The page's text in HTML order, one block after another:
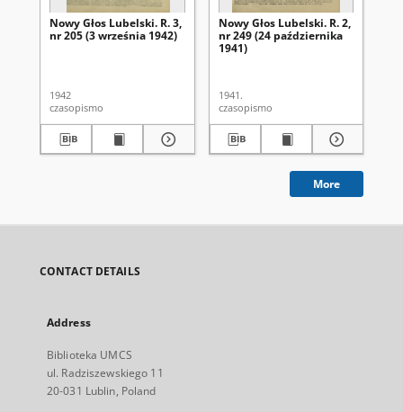
Nowy Głos Lubelski. R. 3,
nr 205 (3 września 1942)
1942
czasopismo
Nowy Głos Lubelski. R. 2,
nr 249 (24 października
1941)
1941.
czasopismo
More
CONTACT DETAILS
Address
Biblioteka UMCS
ul. Radziszewskiego 11
20-031 Lublin, Poland